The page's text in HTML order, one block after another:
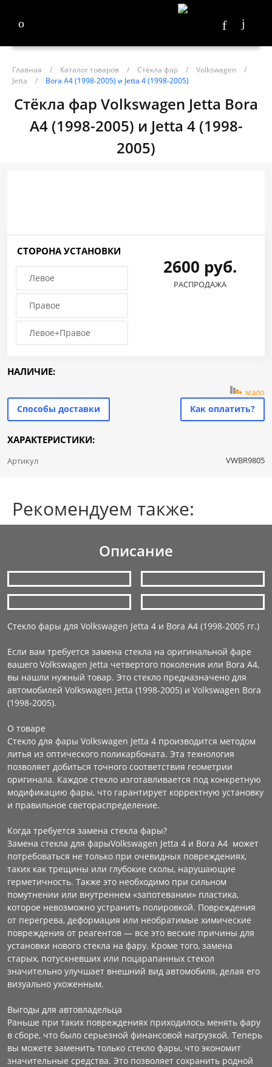
Главная / Каталог товаров / Стёкла фар / Volkswagen
/
Jetta
/ Bora A4 (1998-2005) и Jetta 4 (1998-2005)
Стёкла фар Volkswagen Jetta Bora
A4 (1998-2005) и Jetta 4 (1998-
2005)
СТОРОНА УСТАНОВКИ
Левое
Правое
Левое+Правое
2600 руб.
РАСПРОДАЖА
НАЛИЧИЕ:
мало
Способы доставки Как оплатить?
ХАРАКТЕРИСТИКИ:
Артикул VWBR9805
Рекомендуем также:
Описание
Стекло фары для Volkswagen Jetta 4 и Bora A4 (1998-2005 гг.)
Если вам требуется замена стекла на оригинальной фаре
вашего Volkswagen Jetta четвертого поколения или Bora A4,
вы нашли нужный товар. Это стекло предназначено для
автомобилей Volkswagen Jetta (1998-2005) и Volkswagen Bora
(1998-2005).
О товаре
Стекло для фары Volkswagen Jetta 4 производится методом
литья из оптического поликарбоната. Эта технология
позволяет добиться точного соответствия геометрии
оригинала. Каждое стекло изготавливается под конкретную
модификацию фары, что гарантирует корректную установку
и правильное светораспределение.
Когда требуется замена стекла фары?
Замена стекла для фарыVolkswagen Jetta 4 и Bora A4 может
потребоваться не только при очевидных повреждениях,
таких как трещины или глубокие сколы, нарушающие
герметичность. Также это необходимо при сильном
помутнении или внутреннем «запотевании» пластика,
которое невозможно устранить полировкой. Повреждения
от перегрева, деформация или необратимые химические
повреждения от реагентов — все это веские причины для
установки нового стекла на фару. Кроме того, замена
старых, потускневших или поцарапанных стекол
значительно улучшает внешний вид автомобиля, делая его
визуально ухоженным.
Выгоды для автовладельца
Раньше при таких повреждениях приходилось менять фару
в сборе, что было серьезной финансовой нагрузкой. Теперь
вы можете заменить только стекло фары, что экономит
значительные средства. Это позволяет сохранить родной